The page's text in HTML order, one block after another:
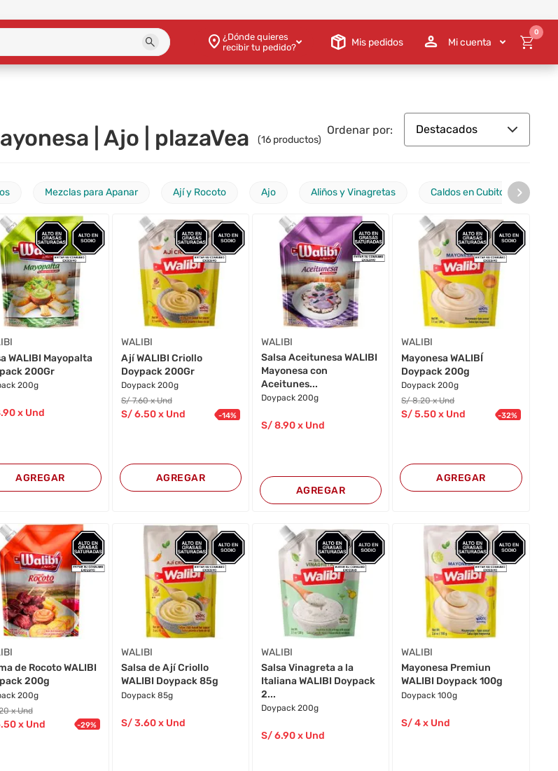
¿Dónde quieres
recibir tu pedido?
Mis pedidos Mi cuenta
0
| Ajo | plazaVea (16 productos)
Ordenar por: Destacados
Mezclas para Apanar Ají y Rocoto Ajo Aliños y Vinagretas Caldos en Cubitos ›
WALIBI Mayopalta
200Gr
200g
.90 x Und
AGREGAR
WALIBI
Ají WALIBI Criollo
Doypack 200Gr
Doypack 200g
S/7.60 x Und
S/6.50x Und -14%
AGREGAR
WALIBI
Salsa Aceitunesa WALIBI
Mayonesa con
Aceitunes...
Doypack 200g
S/8.90x Und
AGREGAR
WALIBI
Mayonesa WALIBÍ
Doypack 200g
Doypack 200g
S/8.20 x Und
S/5.50x Und -32%
AGREGAR
de Rocoto WALIBI
200g
200g
x Und
.50 x Und -29%
WALIBI
Salsa de Ají Criollo
WALIBI Doypack 85g
Doypack 85g
S/3.60x Und
WALIBI
Salsa Vinagreta a la
Italiana WALIBI Doypack
2...
Doypack 200g
S/6.90x Und
WALIBI
Mayonesa Premiun
WALIBI Doypack 100g
Doypack 100g
S/4x Und